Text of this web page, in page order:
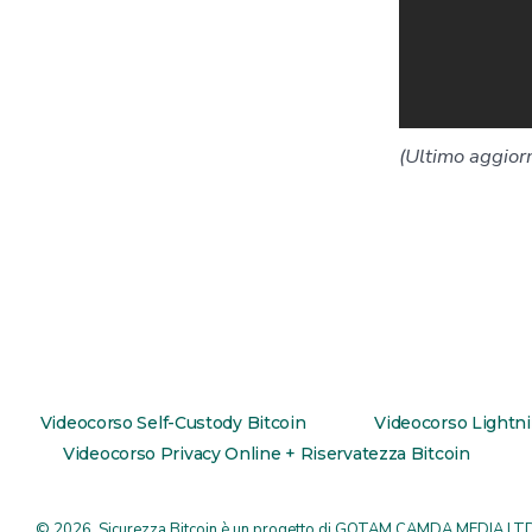
(Ultimo
Videocorso Self-Custody Bitcoin Videocorso
Videocorso Privacy Online + Riservatezza Bitcoin